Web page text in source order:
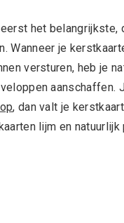
eerst het belangrijkste,
Wanneer je
versturen, heb je
aanschaffen.
, dan valt je
lijm en